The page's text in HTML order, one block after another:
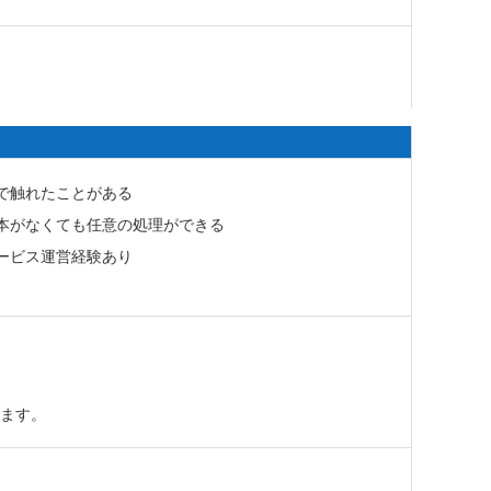
触れたことがある
がなくても任意の処理ができる
ビス運営経験あり
す。